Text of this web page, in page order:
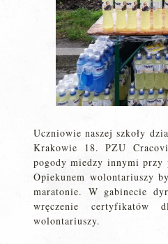
Uczniowie naszej szkoły
Krakowie 18. PZU
pogody miedzy innymi przy
Opiekunem wolontariuszy
maratonie. W gabinecie
wręczenie certyfikatów
wolontariuszy.